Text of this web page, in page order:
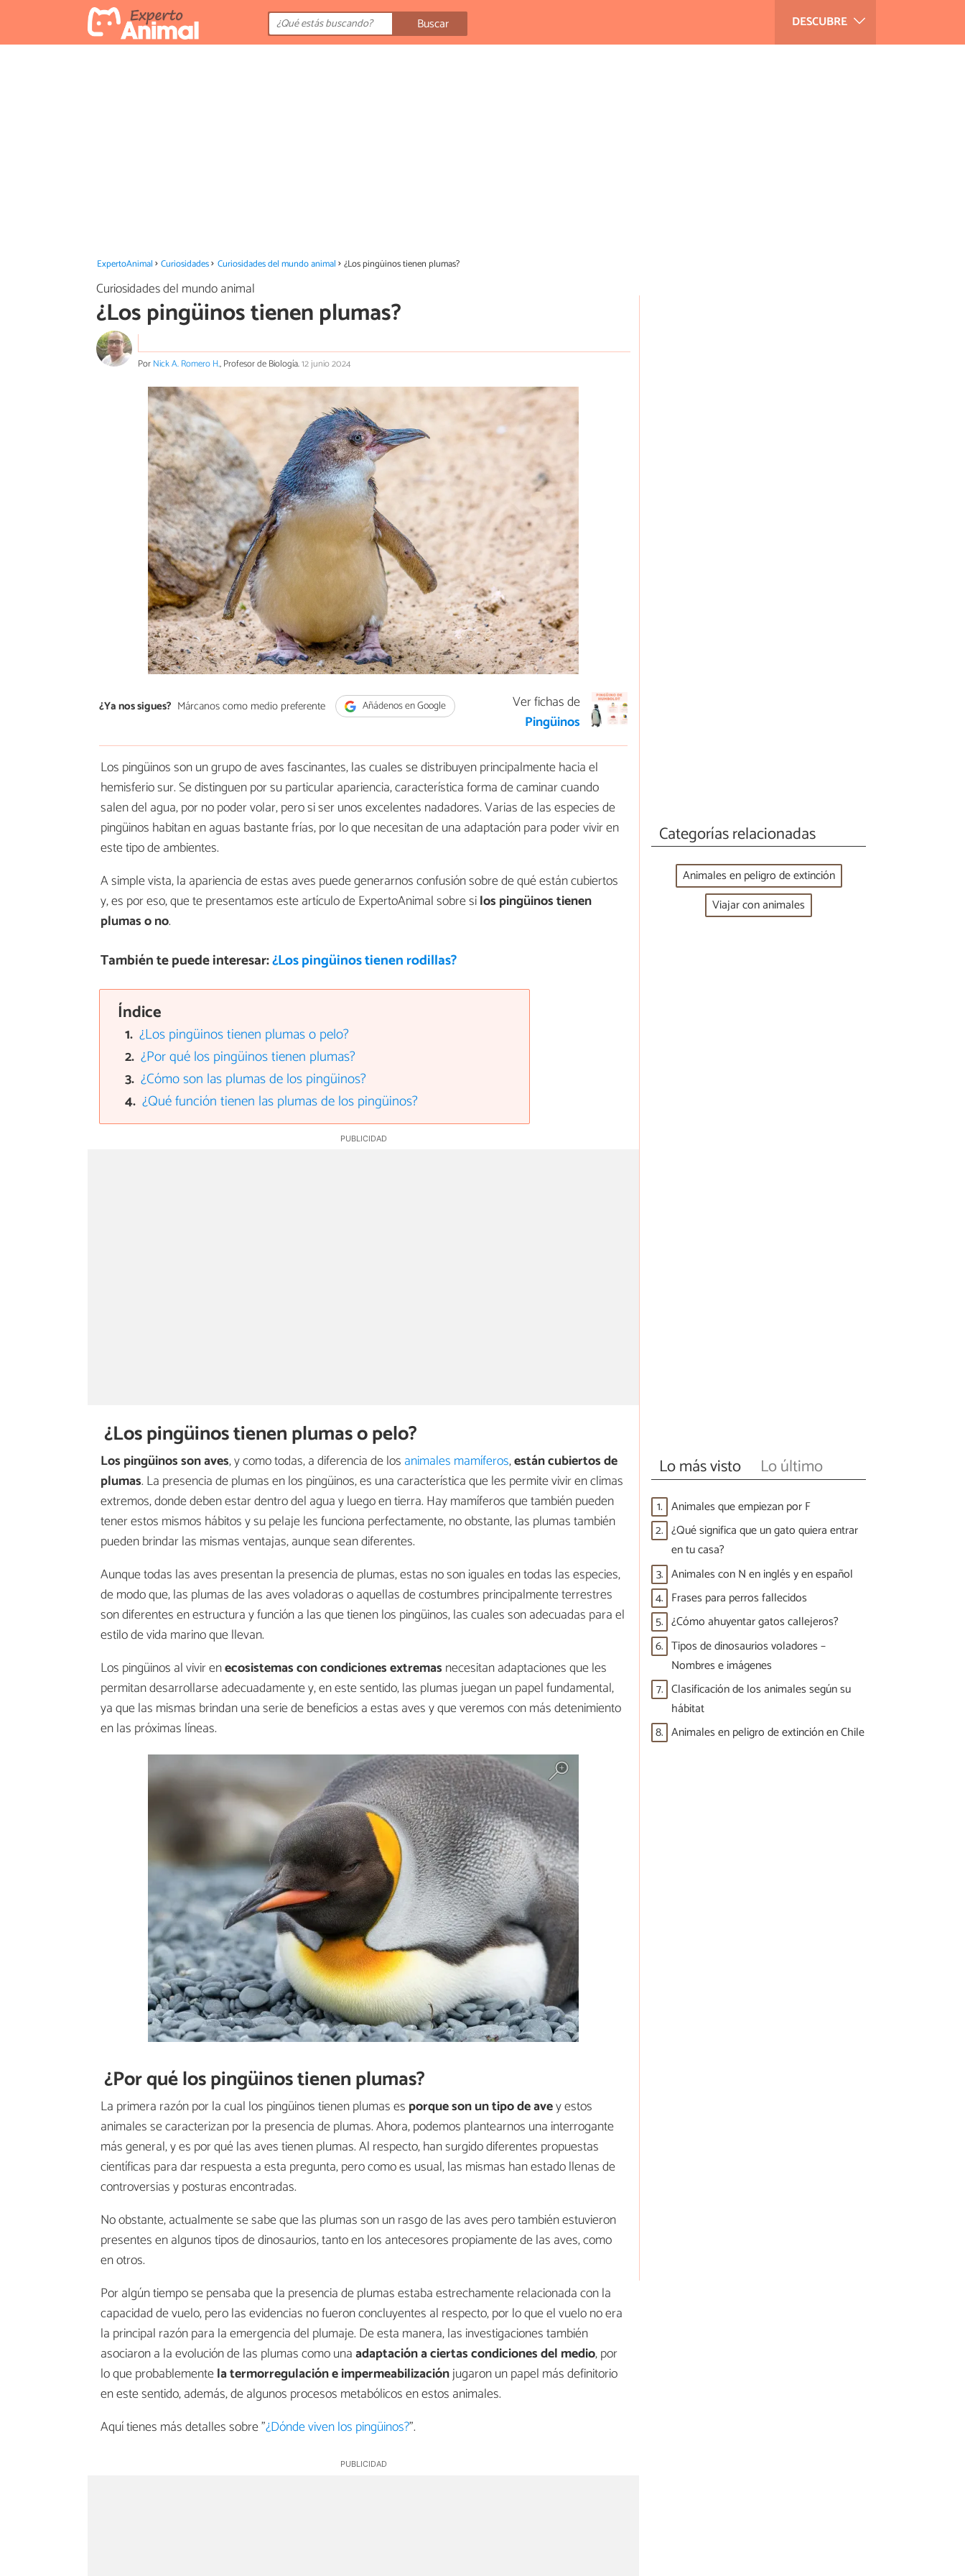
DESCUBRE
Buscar
ExpertoAnimal Curiosidades Curiosidades del mundo animal ¿Los pingüinos tienen plumas?
Curiosidades del mundo animal
¿Los pingüinos tienen plumas?
PorNick A. Romero H., Profesor de Biología.12 junio 2024
¿Ya nos sigues? Márcanos como medio preferente Añádenos en Google
Ver fichas de
Pingüinos
Los pingüinos son un grupo de aves fascinantes, las cuales se distribuyen principalmente hacia el
hemisferio sur. Se distinguen por su particular apariencia, característica forma de caminar cuando
salen del agua, por no poder volar, pero si ser unos excelentes nadadores. Varias de las especies de
pingüinos habitan en aguas bastante frías, por lo que necesitan de una adaptación para poder vivir en
este tipo de ambientes.
A simple vista, la apariencia de estas aves puede generarnos confusión sobre de qué están cubiertos
y, es por eso, que te presentamos este artículo de ExpertoAnimal sobre silos pingüinos tienen
plumas o no.
También te puede interesar:¿Los pingüinos tienen rodillas?
Índice
¿Los pingüinos tienen plumas o pelo?
¿Por qué los pingüinos tienen plumas?
¿Cómo son las plumas de los pingüinos?
¿Qué función tienen las plumas de los pingüinos?
¿Los pingüinos tienen plumas o pelo?
Los pingüinos son aves, y como todas, a diferencia de los animales mamíferos,están cubiertos de
plumas. La presencia de plumas en los pingüinos, es una característica que les permite vivir en climas
extremos, donde deben estar dentro del agua y luego en tierra. Hay mamíferos que también pueden
tener estos mismos hábitos y su pelaje les funciona perfectamente, no obstante, las plumas también
pueden brindar las mismas ventajas, aunque sean diferentes.
Aunque todas las aves presentan la presencia de plumas, estas no son iguales en todas las especies,
de modo que, las plumas de las aves voladoras o aquellas de costumbres principalmente terrestres
son diferentes en estructura y función a las que tienen los pingüinos, las cuales son adecuadas para el
estilo de vida marino que llevan.
Los pingüinos al vivir enecosistemas con condiciones extremas necesitan adaptaciones que les
permitan desarrollarse adecuadamente y, en este sentido, las plumas juegan un papel fundamental,
ya que las mismas brindan una serie de beneficios a estas aves y que veremos con más detenimiento
en las próximas líneas.
¿Por qué los pingüinos tienen plumas?
La primera razón por la cual los pingüinos tienen plumas es porque son un tipo de avey estos
animales se caracterizan por la presencia de plumas. Ahora, podemos plantearnos una interrogante
más general, y es por qué las aves tienen plumas. Al respecto, han surgido diferentes propuestas
científicas para dar respuesta a esta pregunta, pero como es usual, las mismas han estado llenas de
controversias y posturas encontradas.
No obstante, actualmente se sabe que las plumas son un rasgo de las aves pero también estuvieron
presentes en algunos tipos de dinosaurios, tanto en los antecesores propiamente de las aves, como
en otros.
Por algún tiempo se pensaba que la presencia de plumas estaba estrechamente relacionada con la
capacidad de vuelo, pero las evidencias no fueron concluyentes al respecto, por lo que el vuelo no era
la principal razón para la emergencia del plumaje. De esta manera, las investigaciones también
asociaron a la evolución de las plumas como unaadaptación a ciertas condiciones del medio, por
lo que probablementela termorregulación e impermeabilizaciónjugaron un papel más definitorio
en este sentido, además, de algunos procesos metabólicos en estos animales.
Aquí tienes más detalles sobre "¿Dónde viven los pingüinos?".
Categorías relacionadas
Animales en peligro de extinción
Viajar con animales
Lo más visto Lo último
1. Animales que empiezan por F
2. ¿Qué significa que un gato quiera entrar
en tu casa?
3. Animales con N en inglés y en español
4. Frases para perros fallecidos
5. ¿Cómo ahuyentar gatos callejeros?
6. Tipos de dinosaurios voladores –
Nombres e imágenes
7. Clasificación de los animales según su
hábitat
8. Animales en peligro de extinción en Chile